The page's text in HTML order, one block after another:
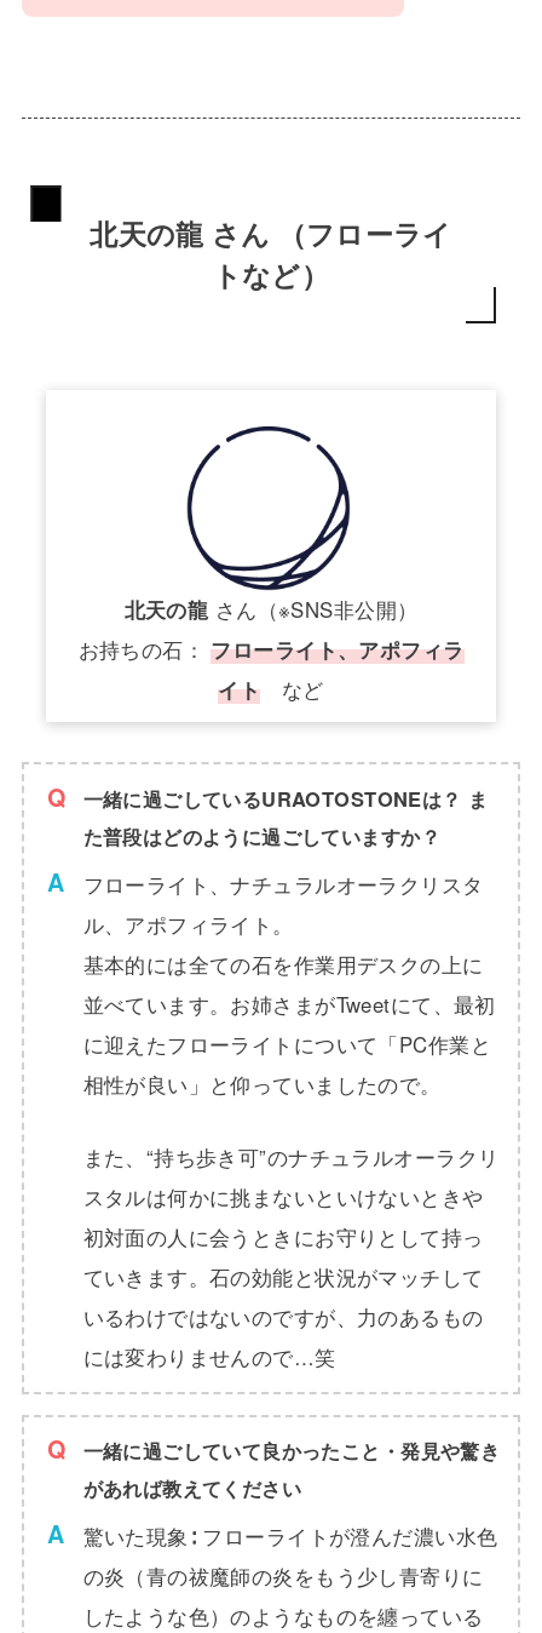
北天の龍 さん （フローライ
トなど）
北天の龍さん（※SNS非公開）
お持ちの石：フローライト、アポフィラ
イト など
一緒に過ごしているURAOTOSTONEは？ ま
た普段はどのように過ごしていますか？
フローライト、ナチュラルオーラクリスタ
ル、アポフィライト。
基本的には全ての石を作業用デスクの上に
並べています。お姉さまがTweetにて、最初
に迎えたフローライトについて「PC作業と
相性が良い」と仰っていましたので。
また、“持ち歩き可”のナチュラルオーラクリ
スタルは何かに挑まないといけないときや
初対面の人に会うときにお守りとして持っ
ていきます。石の効能と状況がマッチして
いるわけではないのですが、力のあるもの
には変わりませんので…笑
一緒に過ごしていて良かったこと・発見や驚き
があれば教えてください
驚いた現象∶ フローライトが澄んだ濃い水色
の炎（青の祓魔師の炎をもう少し青寄りに
したような色）のようなものを纏っている